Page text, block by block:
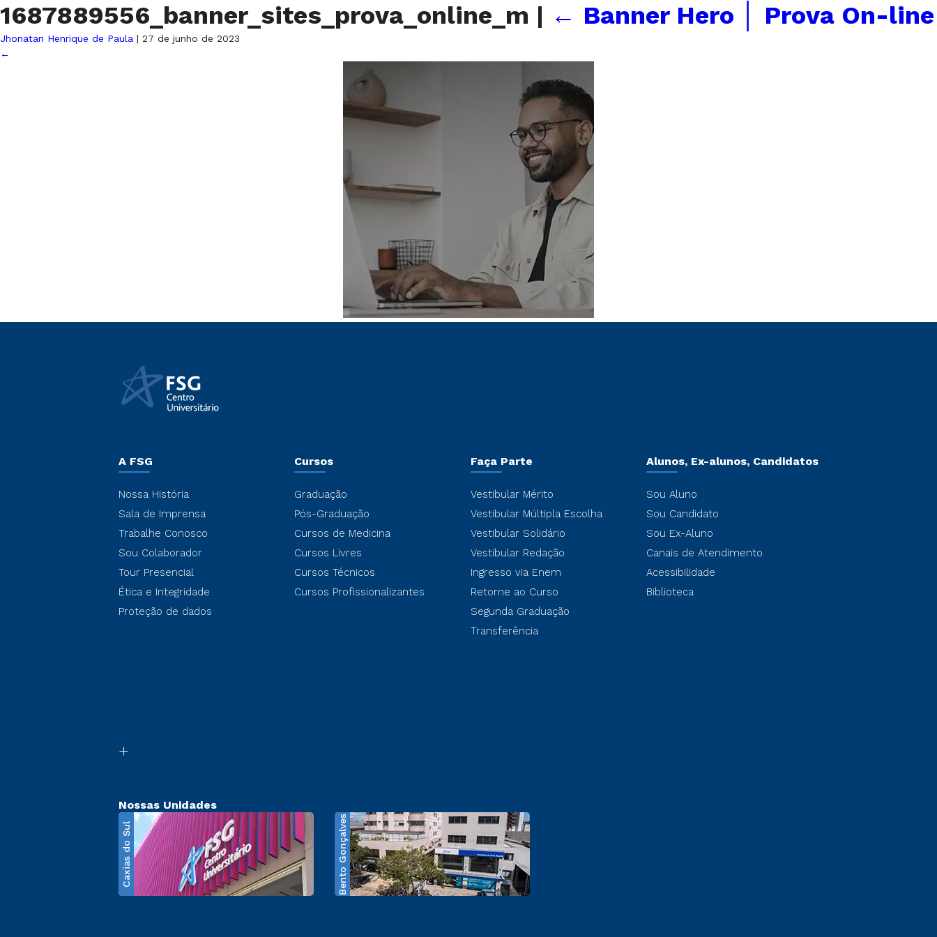
1687889556_banner_sites_prova_online_m | ← Banner Hero │ Prova On-line
Jhonatan Henrique de Paula | 27 de junho de 2023
←
A FSG
Nossa História
Sala de Imprensa
Trabalhe Conosco
Sou Colaborador
Tour Presencial
Ética e Integridade
Proteção de dados
Cursos
Graduação
Pós-Graduação
Cursos de Medicina
Cursos Livres
Cursos Técnicos
Cursos Profissionalizantes
Faça Parte
Vestibular Mérito
Vestibular Múltipla Escolha
Vestibular Solidário
Vestibular Redação
Ingresso via Enem
Retorne ao Curso
Segunda Graduação
Transferência
Alunos, Ex-alunos, Candidatos
Sou Aluno
Sou Candidato
Sou Ex-Aluno
Canais de Atendimento
Acessibilidade
Biblioteca
Nossas Unidades
Caxias do Sul Bento Gonçalves